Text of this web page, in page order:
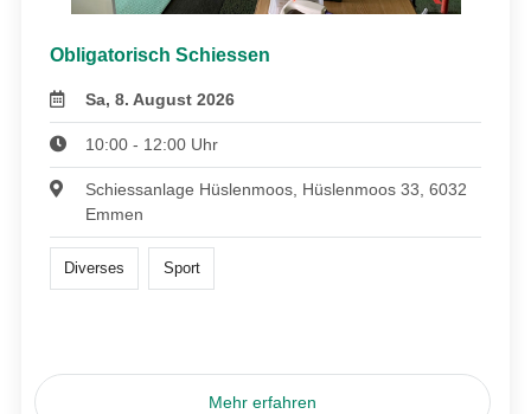
Obligatorisch Schiessen
Sa, 8. August 2026
10:00 - 12:00 Uhr
Schiessanlage Hüslenmoos, Hüslenmoos 33, 6032
Emmen
Diverses Sport
Mehr erfahren